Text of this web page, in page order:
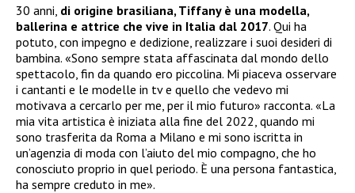
30 anni, di origine brasiliana, Tiffany è una modella,
ballerina e attrice che vive in Italia dal 2017. Qui ha
potuto, con impegno e dedizione, realizzare i suoi desideri di
bambina. «Sono sempre stata affascinata dal mondo dello
spettacolo, fin da quando ero piccolina. Mi piaceva osservare
i cantanti e le modelle in tv e quello che vedevo mi
motivava a cercarlo per me, per il mio futuro» racconta. «La
mia vita artistica è iniziata alla fine del 2022, quando mi
sono trasferita da Roma a Milano e mi sono iscritta in
un’agenzia di moda con l’aiuto del mio compagno, che ho
conosciuto proprio in quel periodo. È una persona fantastica,
ha sempre creduto in me».